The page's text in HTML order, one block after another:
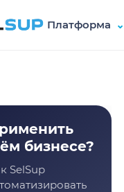
Платформа ⌄
бизнесе?
SelSup